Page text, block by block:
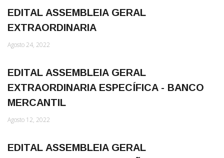
EDITAL ASSEMBLEIA GERAL
EXTRAORDINARIA
Agosto 24, 2022
EDITAL ASSEMBLEIA GERAL
EXTRAORDINARIA ESPECÍFICA - BANCO
MERCANTIL
Agosto 12, 2022
EDITAL ASSEMBLEIA GERAL